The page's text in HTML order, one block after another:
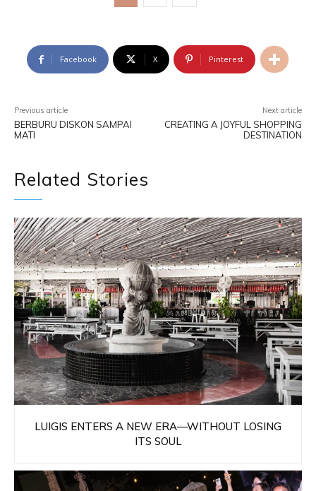
Facebook X Pinterest
Previous article
BERBURU DISKON SAMPAI
MATI
Next article
CREATING A JOYFUL SHOPPING
DESTINATION
Related Stories
LUIGIS ENTERS A NEW ERA—WITHOUT LOSING
ITS SOUL